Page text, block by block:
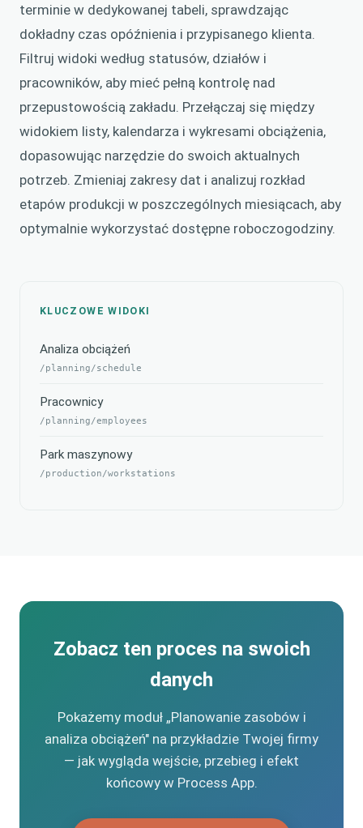
terminie w dedykowanej tabeli, sprawdzając
dokładny czas opóźnienia i przypisanego klienta.
Filtruj widoki według statusów, działów i
pracowników, aby mieć pełną kontrolę nad
przepustowością zakładu. Przełączaj się między
widokiem listy, kalendarza i wykresami obciążenia,
dopasowując narzędzie do swoich aktualnych
potrzeb. Zmieniaj zakresy dat i analizuj rozkład
etapów produkcji w poszczególnych miesiącach, aby
optymalnie wykorzystać dostępne roboczogodziny.
KLUCZOWE WIDOKI
Analiza obciążeń
/planning/schedule
Pracownicy
/planning/employees
Park maszynowy
/production/workstations
Zobacz ten proces na swoich
danych
Pokażemy moduł „Planowanie zasobów i
analiza obciążeń" na przykładzie Twojej firmy
— jak wygląda wejście, przebieg i efekt
końcowy w Process App.